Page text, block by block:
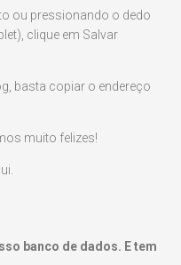
ou pressionando o dedo
clique em Salvar
basta copiar o endereço
muito felizes!
banco de dados. E tem